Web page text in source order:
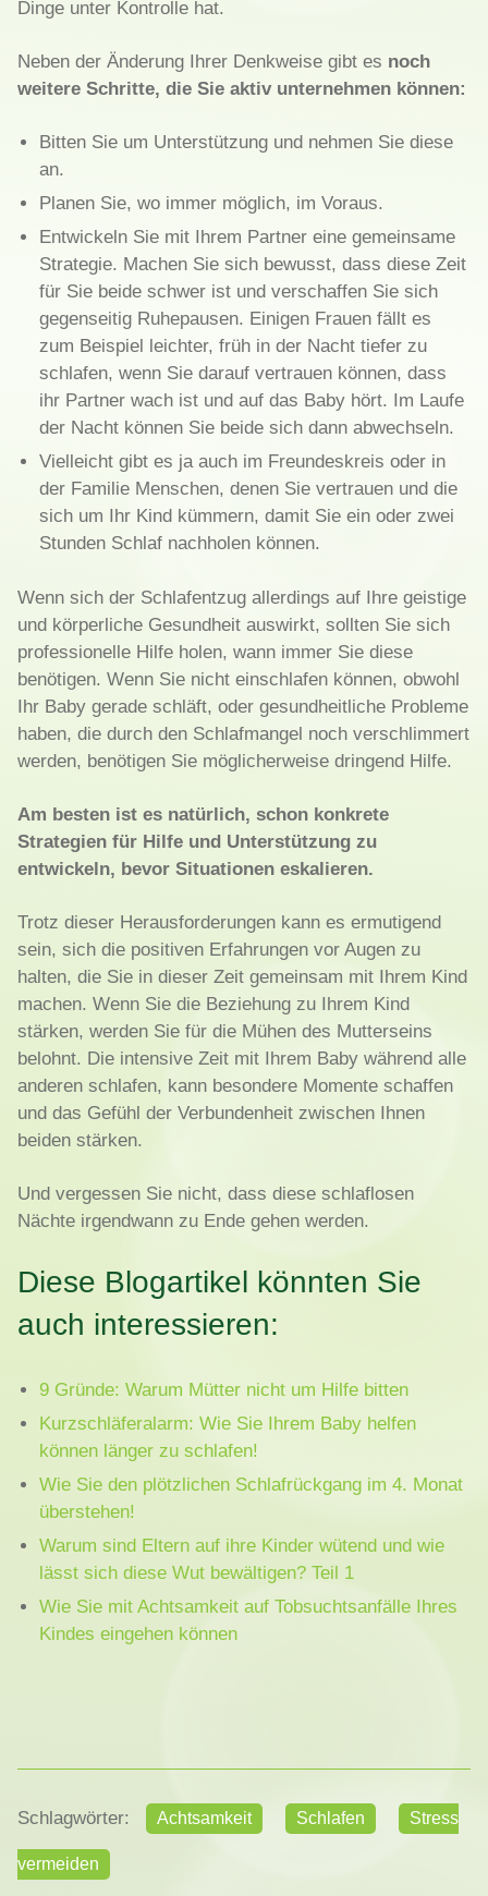
Dinge unter Kontrolle hat.
Neben der Änderung Ihrer Denkweise gibt es noch
weitere Schritte, die Sie aktiv unternehmen können:
Bitten Sie um Unterstützung und nehmen Sie diese
an.
Planen Sie, wo immer möglich, im Voraus.
Entwickeln Sie mit Ihrem Partner eine gemeinsame
Strategie. Machen Sie sich bewusst, dass diese Zeit
für Sie beide schwer ist und verschaffen Sie sich
gegenseitig Ruhepausen. Einigen Frauen fällt es
zum Beispiel leichter, früh in der Nacht tiefer zu
schlafen, wenn Sie darauf vertrauen können, dass
ihr Partner wach ist und auf das Baby hört. Im Laufe
der Nacht können Sie beide sich dann abwechseln.
Vielleicht gibt es ja auch im Freundeskreis oder in
der Familie Menschen, denen Sie vertrauen und die
sich um Ihr Kind kümmern, damit Sie ein oder zwei
Stunden Schlaf nachholen können.
Wenn sich der Schlafentzug allerdings auf Ihre geistige
und körperliche Gesundheit auswirkt, sollten Sie sich
professionelle Hilfe holen, wann immer Sie diese
benötigen. Wenn Sie nicht einschlafen können, obwohl
Ihr Baby gerade schläft, oder gesundheitliche Probleme
haben, die durch den Schlafmangel noch verschlimmert
werden, benötigen Sie möglicherweise dringend Hilfe.
Am besten ist es natürlich, schon konkrete
Strategien für Hilfe und Unterstützung zu
entwickeln, bevor Situationen eskalieren.
Trotz dieser Herausforderungen kann es ermutigend
sein, sich die positiven Erfahrungen vor Augen zu
halten, die Sie in dieser Zeit gemeinsam mit Ihrem Kind
machen. Wenn Sie die Beziehung zu Ihrem Kind
stärken, werden Sie für die Mühen des Mutterseins
belohnt. Die intensive Zeit mit Ihrem Baby während alle
anderen schlafen, kann besondere Momente schaffen
und das Gefühl der Verbundenheit zwischen Ihnen
beiden stärken.
Und vergessen Sie nicht, dass diese schlaflosen
Nächte irgendwann zu Ende gehen werden.
Diese Blogartikel könnten Sie
auch interessieren:
9 Gründe: Warum Mütter nicht um Hilfe bitten
Kurzschläferalarm: Wie Sie Ihrem Baby helfen
können länger zu schlafen!
Wie Sie den plötzlichen Schlafrückgang im 4. Monat
überstehen!
Warum sind Eltern auf ihre Kinder wütend und wie
lässt sich diese Wut bewältigen? Teil 1
Wie Sie mit Achtsamkeit auf Tobsuchtsanfälle Ihres
Kindes eingehen können
Schlagwörter: Achtsamkeit Schlafen Stress
vermeiden